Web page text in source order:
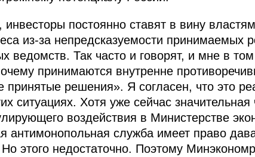
постоянно ставят в вину
из‑за непредсказуемости принимаемых
ведомств. Так часто и говорят, и мне в
принимаются внутренне
принятые решения». Я согласен, что это
ситуациях. Хотя уже сейчас
воздействия в Министерстве
антимонопольная служба имеет право
этого недостаточно. Поэтому